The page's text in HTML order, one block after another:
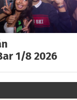
1/8 2026